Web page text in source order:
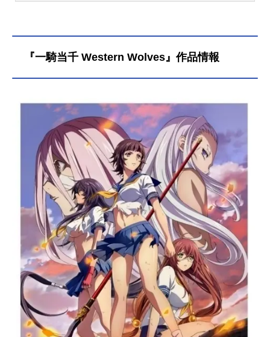
och放送形態OVAシリーズ一騎当千ス
ケジュール2015年2月25日発売【TV
放送】2014年12月21日（日）～201
4年12月28日（日）AT-Xほか話数全2
子明：甲斐田裕子劉備玄徳：真堂圭
関羽雲長：生天目仁美張飛益徳：茅
原実里諸葛亮孔明：門脇舞以趙雲子
龍：浅川悠許褚仲康：武田華曹仁子
孝：斎藤千和周瑜公瑾：日野聡夏侯
惇元譲：阪口周平柳生三厳：田辺留
依源九郎義経：巽悠衣子武蔵坊弁
慶：日笠陽子卑弥呼：たかはし智秋
宝蔵院胤舜：石川英郎スタッフ総監
督：渡部高志監督：サトウ光敏シリ
ーズ構成・脚本：本田雅也キャラク
ターデザイン・総作画監督：りんし
ん総作画監督：桜井正明アクション
監修：宮田奈保美色彩設計：西尾総
子美術監督：李書九美術設定：姜美
香撮影監督：宮坂凌平音響監督：清
水勝則音響効果：中原隆太音楽：高
梨康治音楽制作：KADOKAWAプロデ
『一騎当千 Western Wolves』作品情報